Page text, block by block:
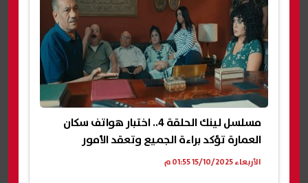
مسلسل لينك الحلقة 4.. اختبار هواتف سكان
العمارة تؤكد براءة الجميع وتعقد الأمور
الأربعاء 15/10/2025 01:55 م